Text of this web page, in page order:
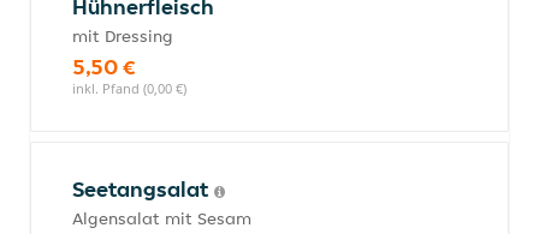
Hühnerfleisch
mit Dressing
5,50 €
inkl. Pfand (0,00 €)
Seetangsalat
Algensalat mit Sesam